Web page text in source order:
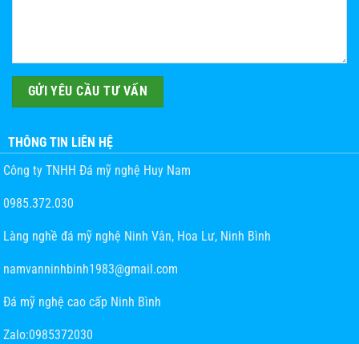
THÔNG TIN LIÊN HỆ
Công ty TNHH Đá mỹ nghệ Huy Nam
0985.372.030
Làng nghề đá mỹ nghệ Ninh Vân, Hoa Lư, Ninh Bình
namvanninhbinh1983@gmail.com
Đá mỹ nghệ cao cấp Ninh Bình
Zalo:0985372030